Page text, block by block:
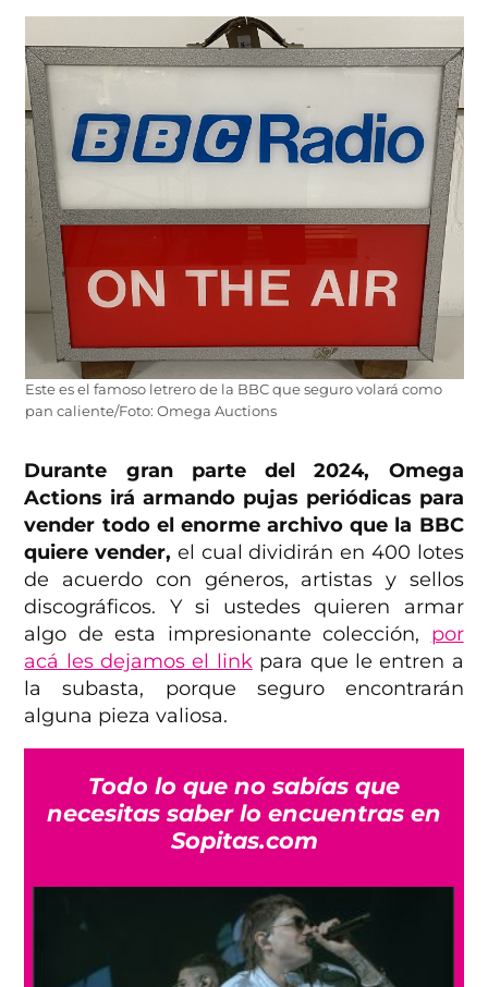
Este es el famoso letrero de la BBC que seguro volará como
pan caliente/Foto: Omega Auctions
Durante gran parte del 2024, Omega
Actions irá armando pujas periódicas para
vender todo el enorme archivo que la BBC
quiere vender, el cual dividirán en 400 lotes
de acuerdo con géneros, artistas y sellos
discográficos. Y si ustedes quieren armar
algo de esta impresionante colección, por
acá les dejamos el linkpara que le entren a
la subasta, porque seguro encontrarán
alguna pieza valiosa.
Todo lo que no sabías que
necesitas saber lo encuentras en
Sopitas.com